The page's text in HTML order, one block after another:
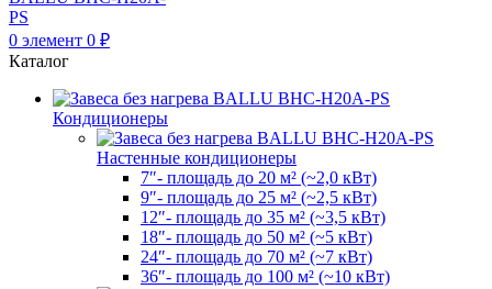
0 элемент 0 ₽
Каталог
Кондиционеры
Настенные кондиционеры
7″- площадь до 20 м² (~2,0 кВт)
9″- площадь до 25 м² (~2,5 кВт)
12″- площадь до 35 м² (~3,5 кВт)
18″- площадь до 50 м² (~5 кВт)
24″- площадь до 70 м² (~7 кВт)
36″- площадь до 100 м² (~10 кВт)